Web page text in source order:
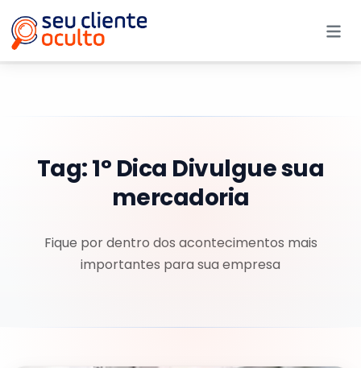
Tag:1° Dica Divulgue sua
mercadoria
Fique por dentro dos acontecimentos mais
importantes para sua empresa